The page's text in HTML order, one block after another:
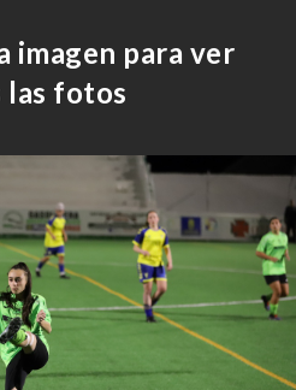
imagen para ver
las fotos